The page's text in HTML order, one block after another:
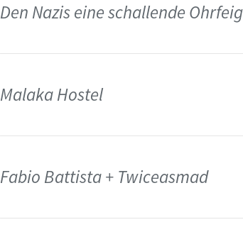
Den Nazis eine schallende
Malaka Hostel
Fabio Battista + Twiceasmad